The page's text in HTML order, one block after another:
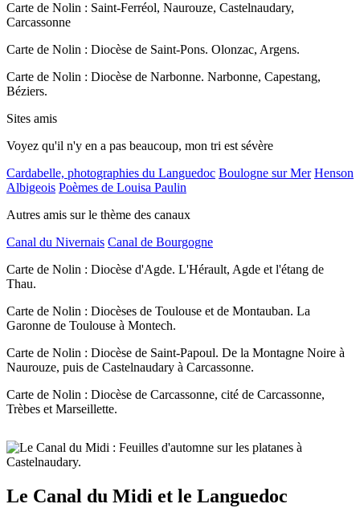
Carte de Nolin : Saint-Ferréol, Naurouze, Castelnaudary,
Carcassonne
Carte de Nolin : Diocèse de Saint-Pons. Olonzac, Argens.
Carte de Nolin : Diocèse de Narbonne. Narbonne, Capestang,
Béziers.
Sites amis
Voyez qu'il n'y en a pas beaucoup, mon tri est sévère
Cardabelle, photographies du Languedoc Boulogne sur Mer Henson
Albigeois Poèmes de Louisa Paulin
Autres amis sur le thème des canaux
Canal du Nivernais Canal de Bourgogne
Carte de Nolin : Diocèse d'Agde. L'Hérault, Agde et l'étang de
Thau.
Carte de Nolin : Diocèses de Toulouse et de Montauban. La
Garonne de Toulouse à Montech.
Carte de Nolin : Diocèse de Saint-Papoul. De la Montagne Noire à
Naurouze, puis de Castelnaudary à Carcassonne.
Carte de Nolin : Diocèse de Carcassonne, cité de Carcassonne,
Trèbes et Marseillette.
Le Canal du Midi et le Languedoc